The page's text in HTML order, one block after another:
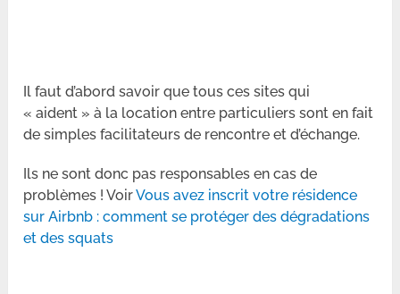
Il faut d’abord savoir que tous ces sites qui
« aident » à la location entre particuliers sont en fait
de simples facilitateurs de rencontre et d’échange.
Ils ne sont donc pas responsables en cas de
problèmes ! VoirVous avez inscrit votre résidence
sur Airbnb : comment se protéger des dégradations
et des squats